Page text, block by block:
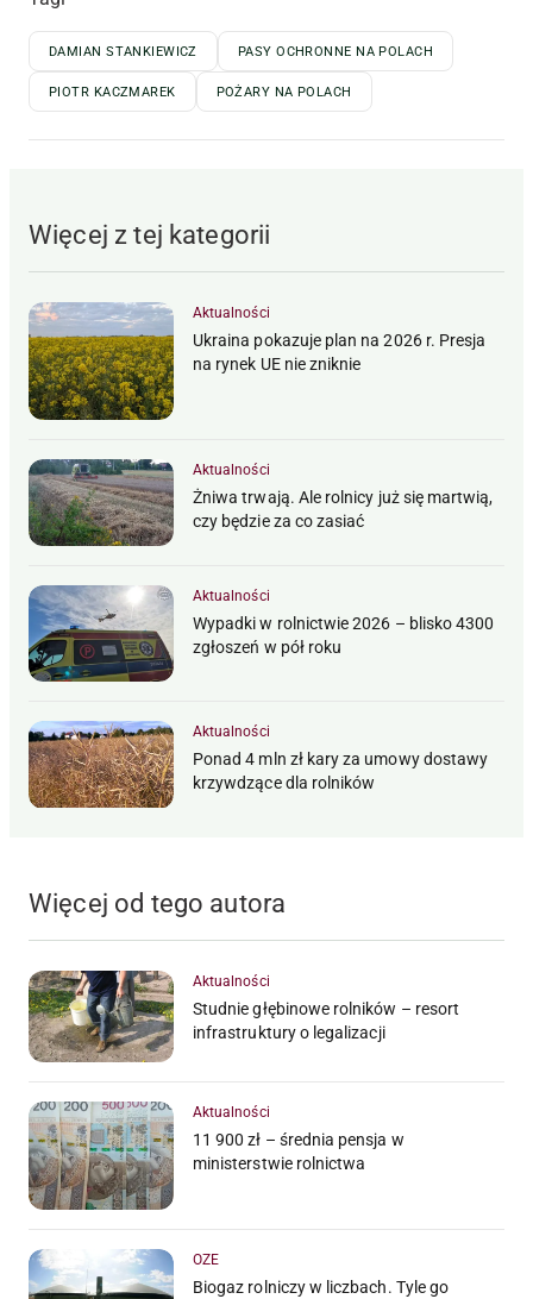
DAMIAN STANKIEWICZ PASY OCHRONNE NA POLACH
PIOTR KACZMAREK POŻARY NA POLACH
Więcej z tej kategorii
Aktualności
Ukraina pokazuje plan na 2026 r. Presja
na rynek UE nie zniknie
Aktualności
Żniwa trwają. Ale rolnicy już się martwią,
czy będzie za co zasiać
Aktualności
Wypadki w rolnictwie 2026 – blisko 4300
zgłoszeń w pół roku
Aktualności
Ponad 4 mln zł kary za umowy dostawy
krzywdzące dla rolników
Więcej od tego autora
Aktualności
Studnie głębinowe rolników – resort
infrastruktury o legalizacji
Aktualności
11 900 zł – średnia pensja w
ministerstwie rolnictwa
OZE
Biogaz rolniczy w liczbach. Tyle go